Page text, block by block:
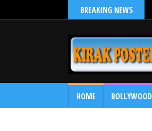
BREAKING NEWS
HOME BOLLYWOOD